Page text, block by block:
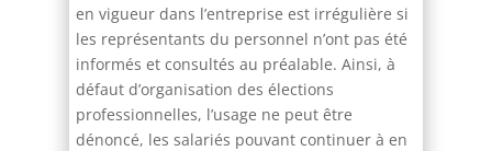
en vigueur dans l’entreprise est irrégulière si
les représentants du personnel n’ont pas été
informés et consultés au préalable. Ainsi, à
défaut d’organisation des élections
professionnelles, l’usage ne peut être
dénoncé, les salariés pouvant continuer à en